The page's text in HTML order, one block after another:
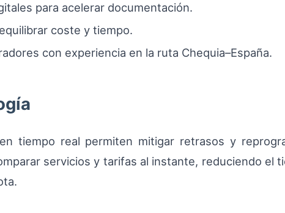
para acelerar documentación.
coste y tiempo.
con experiencia en la ruta Chequia–España.
tiempo real permiten mitigar retrasos y
servicios y tarifas al instante, reduciendo el